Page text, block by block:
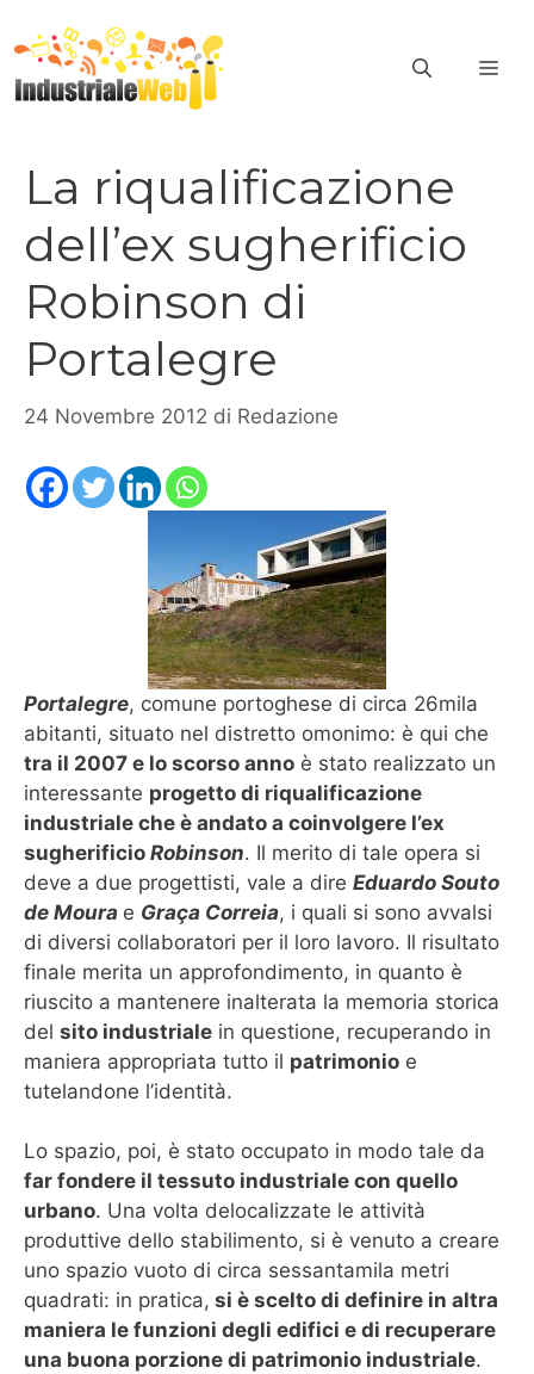
al
contenuto
La riqualificazione
dell’ex sugherificio
Robinson di
Portalegre
24 Novembre 2012 di Redazione
Portalegre, comune portoghese di circa 26mila
abitanti, situato nel distretto omonimo: è qui che
tra il 2007 e lo scorso anno è stato realizzato un
interessante progetto di riqualificazione
industriale che è andato a coinvolgere l’ex
sugherificio Robinson. Il merito di tale opera si
deve a due progettisti, vale a dire Eduardo Souto
de Moura e Graça Correia, i quali si sono avvalsi
di diversi collaboratori per il loro lavoro. Il risultato
finale merita un approfondimento, in quanto è
riuscito a mantenere inalterata la memoria storica
del sito industriale in questione, recuperando in
maniera appropriata tutto il patrimonio e
tutelandone l’identità.
Lo spazio, poi, è stato occupato in modo tale da
far fondere il tessuto industriale con quello
urbano. Una volta delocalizzate le attività
produttive dello stabilimento, si è venuto a creare
uno spazio vuoto di circa sessantamila metri
quadrati: in pratica, si è scelto di definire in altra
maniera le funzioni degli edifici e di recuperare
una buona porzione di patrimonio industriale.